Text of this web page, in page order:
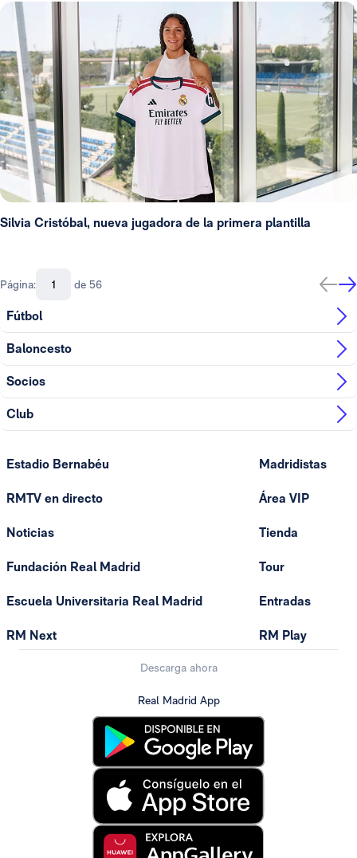
Silvia Cristóbal, nueva jugadora de la primera plantilla
Página: de 56
Fútbol
Baloncesto
Socios
Club
Estadio Bernabéu
RMTV en directo
Noticias
Fundación Real Madrid
Escuela Universitaria Real Madrid
RM Next
Madridistas
Área VIP
Tienda
Tour
Entradas
RM Play
Descarga ahora
Real Madrid App